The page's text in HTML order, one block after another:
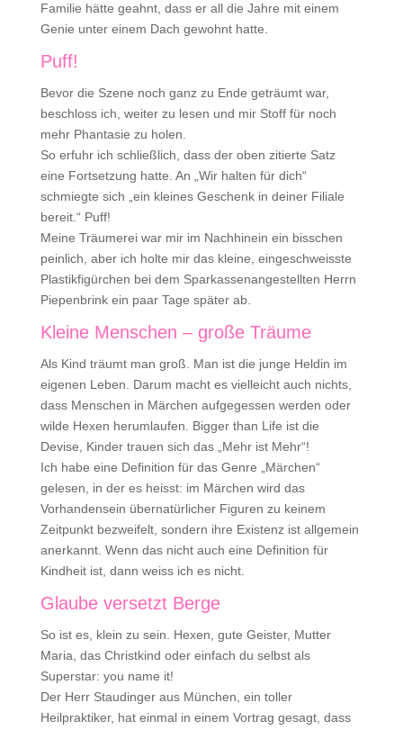
Familie hätte geahnt, dass er all die Jahre mit einem
Genie unter einem Dach gewohnt hatte.
Puff!
Bevor die Szene noch ganz zu Ende geträumt war,
beschloss ich, weiter zu lesen und mir Stoff für noch
mehr Phantasie zu holen.
So erfuhr ich schließlich, dass der oben zitierte Satz
eine Fortsetzung hatte. An „Wir halten für dich“
schmiegte sich „ein kleines Geschenk in deiner Filiale
bereit.“ Puff!
Meine Träumerei war mir im Nachhinein ein bisschen
peinlich, aber ich holte mir das kleine, eingeschweisste
Plastikfigürchen bei dem Sparkassenangestellten Herrn
Piepenbrink ein paar Tage später ab.
Kleine Menschen – große Träume
Als Kind träumt man groß. Man ist die junge Heldin im
eigenen Leben. Darum macht es vielleicht auch nichts,
dass Menschen in Märchen aufgegessen werden oder
wilde Hexen herumlaufen. Bigger than Life ist die
Devise, Kinder trauen sich das „Mehr ist Mehr“!
Ich habe eine Definition für das Genre „Märchen“
gelesen, in der es heisst: im Märchen wird das
Vorhandensein übernatürlicher Figuren zu keinem
Zeitpunkt bezweifelt, sondern ihre Existenz ist allgemein
anerkannt. Wenn das nicht auch eine Definition für
Kindheit ist, dann weiss ich es nicht.
Glaube versetzt Berge
So ist es, klein zu sein. Hexen, gute Geister, Mutter
Maria, das Christkind oder einfach du selbst als
Superstar: you name it!
Der Herr Staudinger aus München, ein toller
Heilpraktiker, hat einmal in einem Vortrag gesagt, dass